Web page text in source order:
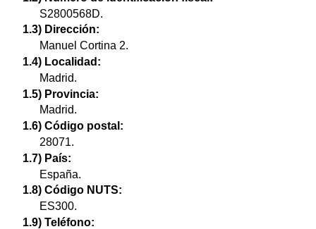
S2800568D.
1.3) Dirección:
Manuel Cortina 2.
1.4) Localidad:
Madrid.
1.5) Provincia:
Madrid.
1.6) Código postal:
28071.
1.7) País:
España.
1.8) Código NUTS:
ES300.
1.9) Teléfono: